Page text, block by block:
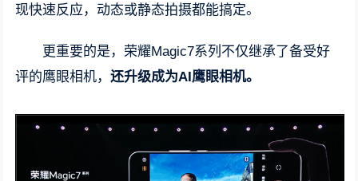
现快速反应，动态或静态拍摄都能搞定。
更重要的是，荣耀Magic7系列不仅继承了备受好
评的鹰眼相机，还升级成为AI鹰眼相机。